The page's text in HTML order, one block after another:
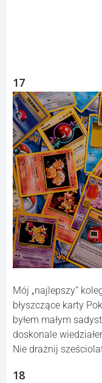
17
Mój „najlepszy”
błyszczące karty
byłem małym
doskonale
Nie drażnij
18